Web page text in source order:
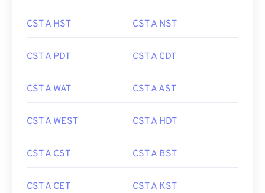
CST A HST CST A NST
CST A PDT CST A CDT
CST A WAT CST A AST
CST A WEST CST A HDT
CST A CST CST A BST
CST A CET CST A KST